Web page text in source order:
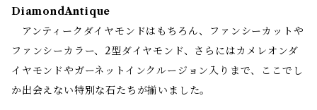
DiamondAntique
アンティークダイヤモンドはもちろん、ファンシーカットや
ファンシーカラー、2型ダイヤモンド、さらにはカメレオンダ
イヤモンドやガーネットインクルージョン入りまで、ここでし
か出会えない特別な石たちが揃いました。